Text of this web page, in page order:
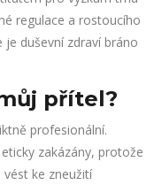
regulace a rostoucího
duševní zdraví bráno
přítel?
profesionální.
zakázány, protože
ke zneužití